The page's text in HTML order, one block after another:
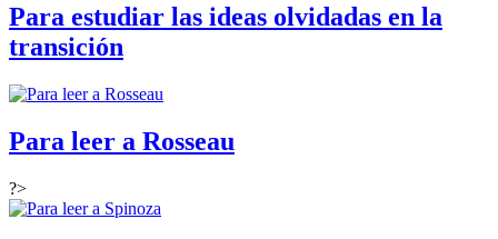
Para estudiar las ideas olvidadas en la
transición
Para leer a Rosseau
?>